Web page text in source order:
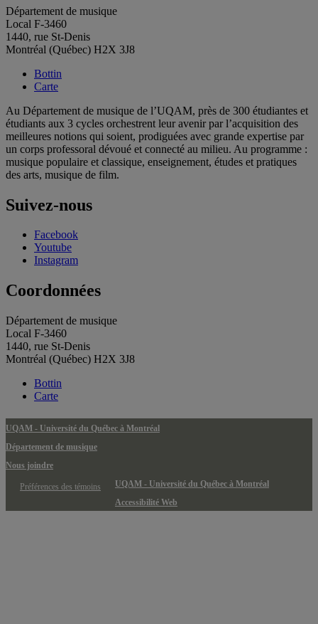
Département de musique
Local F-3460
1440, rue St-Denis
Montréal (Québec) H2X 3J8
Bottin
Carte
Au Département de musique de l’UQAM, près de 300 étudiantes et
étudiants aux 3 cycles orchestrent leur avenir par l’acquisition des
meilleures notions qui soient, prodiguées avec grande expertise par
un corps professoral dévoué et connecté au milieu. Au programme :
musique populaire et classique, enseignement, études et pratiques
des arts, musique de film.
Suivez-nous
Facebook
Youtube
Instagram
Coordonnées
Département de musique
Local F-3460
1440, rue St-Denis
Montréal (Québec) H2X 3J8
Bottin
Carte
UQAM - Université du Québec à Montréal
Département de musique
Nous joindre
Préférences des témoins
UQAM - Université du Québec à Montréal
Accessibilité Web